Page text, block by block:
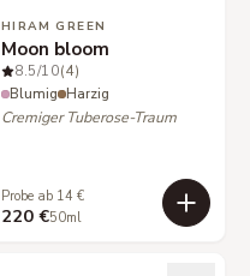
HIRAM GREEN
Moon bloom
8.5/10(4)
Blumig Harzig
Cremiger Tuberose-Traum
Probe ab 14 €
220 €50ml